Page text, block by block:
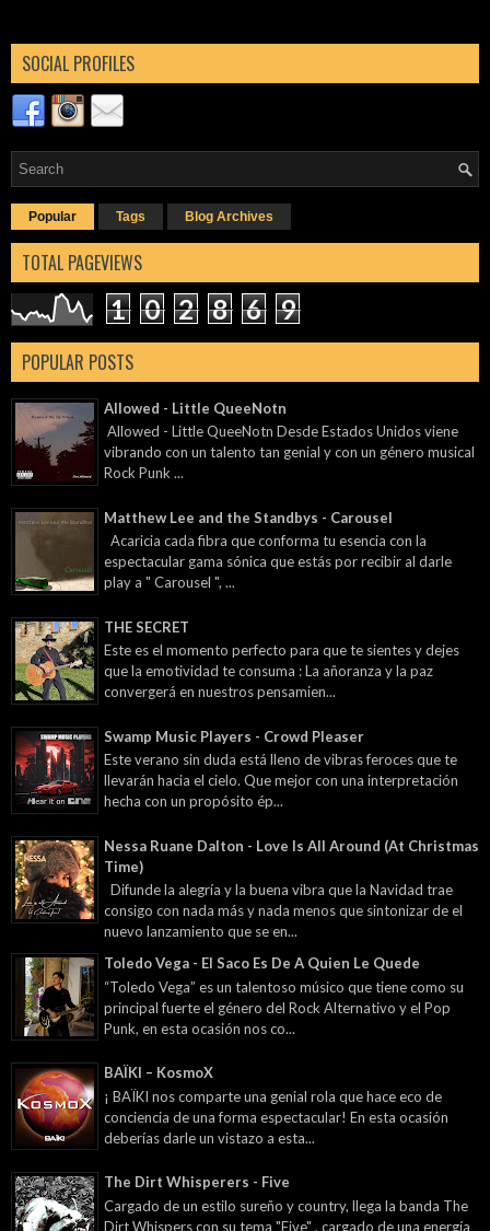
SOCIAL PROFILES
Popular Tags Blog Archives
TOTAL PAGEVIEWS
1 0 2 8 6 9
POPULAR POSTS
Allowed - Little QueeNotn
Allowed - Little QueeNotn Desde Estados Unidos viene
vibrando con un talento tan genial y con un género musical
Rock Punk ...
Matthew Lee and the Standbys - Carousel
Acaricia cada fibra que conforma tu esencia con la
espectacular gama sónica que estás por recibir al darle
play a " Carousel ", ...
THE SECRET
Este es el momento perfecto para que te sientes y dejes
que la emotividad te consuma : La añoranza y la paz
convergerá en nuestros pensamien...
Swamp Music Players - Crowd Pleaser
Este verano sin duda está lleno de vibras feroces que te
llevarán hacia el cielo. Que mejor con una interpretación
hecha con un propósito ép...
Nessa Ruane Dalton - Love Is All Around (At Christmas
Time)
Difunde la alegría y la buena vibra que la Navidad trae
consigo con nada más y nada menos que sintonizar de el
nuevo lanzamiento que se en...
Toledo Vega - El Saco Es De A Quien Le Quede
“Toledo Vega” es un talentoso músico que tiene como su
principal fuerte el género del Rock Alternativo y el Pop
Punk, en esta ocasión nos co...
BAÏKI – KosmoX
¡ BAÏKI nos comparte una genial rola que hace eco de
conciencia de una forma espectacular! En esta ocasión
deberías darle un vistazo a esta...
The Dirt Whisperers - Five
Cargado de un estilo sureño y country, llega la banda The
Dirt Whispers con su tema "Five" , cargado de una energía